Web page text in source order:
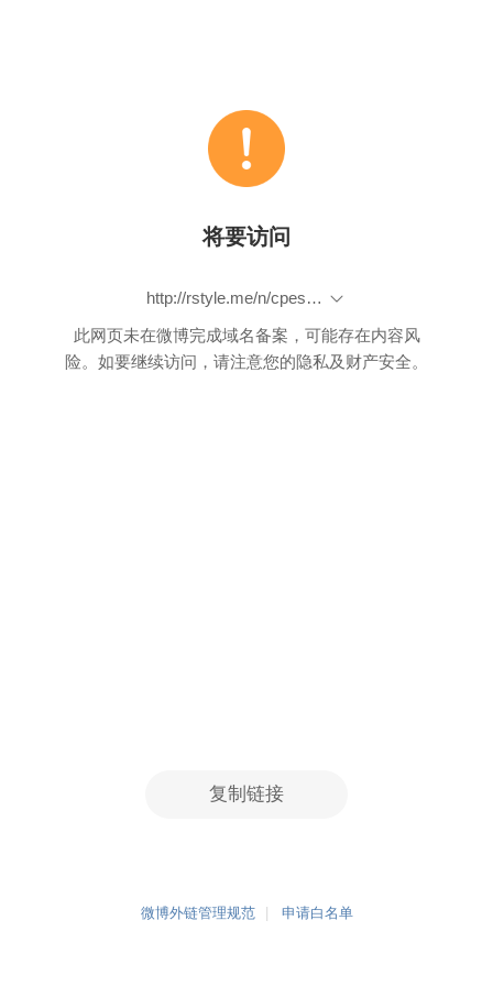
将要访问
http://rstyle.me/n/cpesvabp9if
此网页未在微博完成域名备案，可能存在内容风
险。如要继续访问，请注意您的隐私及财产安全。
复制链接
微博外链管理规范 申请白名单